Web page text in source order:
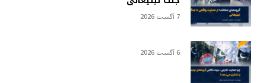
7 آگست 2026
6 آگست 2026